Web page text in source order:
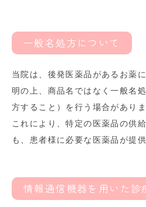
一般名処方について
当院は、後発医薬品があるお薬
明の上、商品名ではなく一般名
方すること）を行う場合がありま
これにより、特定の医薬品の供
も、患者様に必要な医薬品が提
情報通信機器を用いた診